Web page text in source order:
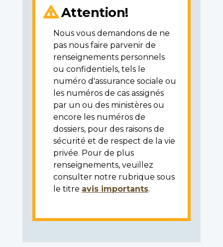
Attention!
Nous vous demandons de ne
pas nous faire parvenir de
renseignements personnels
ou confidentiels, tels le
numéro d'assurance sociale ou
les numéros de cas assignés
par un ou des ministères ou
encore les numéros de
dossiers, pour des raisons de
sécurité et de respect de la vie
privée. Pour de plus
renseignements, veuillez
consulter notre rubrique sous
le titre avis importants.